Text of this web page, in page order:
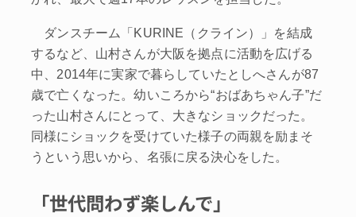
ダンスチーム「KURINE（クライン）」を結成
するなど、山村さんが大阪を拠点に活動を広げる
中、2014年に実家で暮らしていたとしへさんが87
歳で亡くなった。幼いころから“おばあちゃん子”だ
った山村さんにとって、大きなショックだった。
同様にショックを受けていた様子の両親を励まそ
うという思いから、名張に戻る決心をした。
「世代問わず楽しんで」